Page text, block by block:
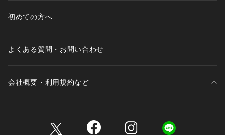
初めての方へ
よくある質問・お問い合わせ
会社概要・利用規約など